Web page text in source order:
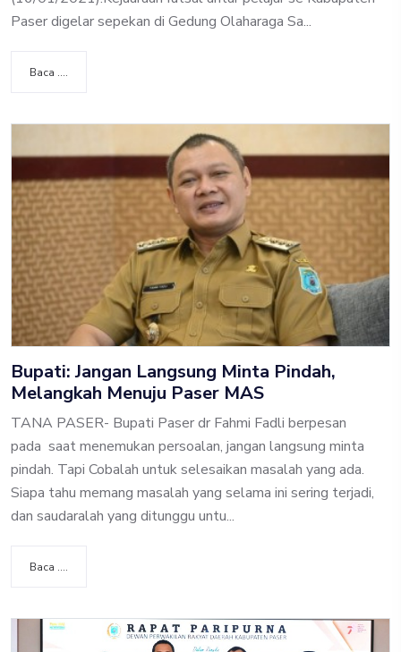
Paser digelar sepekan di Gedung Olaharaga Sa...
Baca ....
Bupati: Jangan Langsung Minta Pindah,
Melangkah Menuju Paser MAS
TANA PASER- Bupati Paser dr Fahmi Fadli berpesan
pada saat menemukan persoalan, jangan langsung minta
pindah. Tapi Cobalah untuk selesaikan masalah yang ada.
Siapa tahu memang masalah yang selama ini sering terjadi,
dan saudaralah yang ditunggu untu...
Baca ....